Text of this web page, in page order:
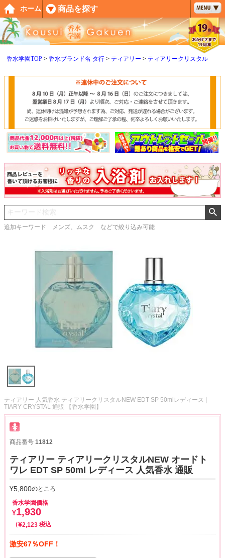
香水学園TOP 香水ブランド名 タ行 ティアリー ティアリークリスタル
追加キーワード メンズ、ムスク などで絞り込み可能
ティアリー 人気香水 ティアリークリスタルNEW EDT SP 50mlレディース |
TIARY CRYSTAL 通販 【香水学園】
商品番号 11812
ティアリー ティアリークリスタルNEW オードト
ワレ EDT SP 50ml レディース 人気香水 通販
¥5,800のところ
香水学園価格
¥1,930
¥2,123 税込
激安67％OFF！
ペー
ジト
ップ
へ
ホーム 商品を探す